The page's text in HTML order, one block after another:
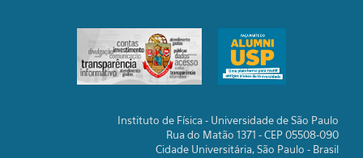
Instituto de Física - Universidade de São Paulo
Rua do Matão 1371 - CEP 05508-090
Cidade Universitária, São Paulo - Brasil